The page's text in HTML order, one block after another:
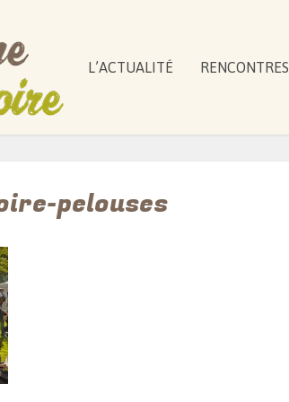
L’ACTUALITÉ RENCONTRES
pelouses